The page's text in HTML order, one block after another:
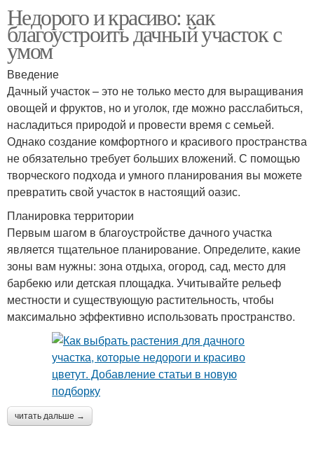
Недорого и красиво: как
благоустроить дачный участок с
умом
Введение
Дачный участок – это не только место для выращивания
овощей и фруктов, но и уголок, где можно расслабиться,
насладиться природой и провести время с семьей.
Однако создание комфортного и красивого пространства
не обязательно требует больших вложений. С помощью
творческого подхода и умного планирования вы можете
превратить свой участок в настоящий оазис.
Планировка территории
Первым шагом в благоустройстве дачного участка
является тщательное планирование. Определите, какие
зоны вам нужны: зона отдыха, огород, сад, место для
барбекю или детская площадка. Учитывайте рельеф
местности и существующую растительность, чтобы
максимально эффективно использовать пространство.
читать дальше →